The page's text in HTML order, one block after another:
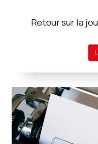
Retour sur la